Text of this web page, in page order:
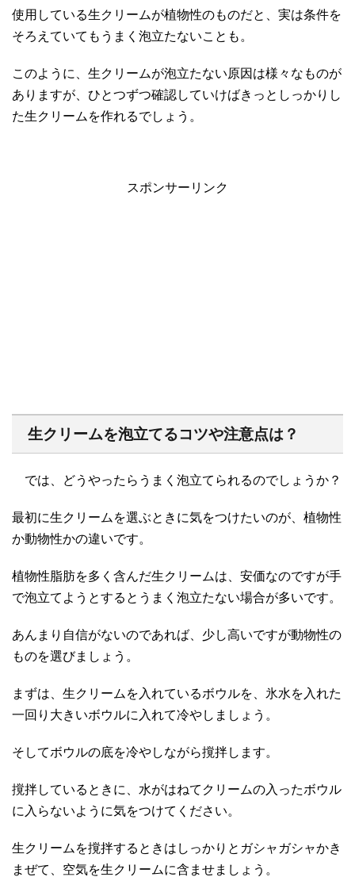
使用している生クリームが植物性のものだと、実は条件を
そろえていてもうまく泡立たないことも。
このように、生クリームが泡立たない原因は様々なものが
ありますが、ひとつずつ確認していけばきっとしっかりし
た生クリームを作れるでしょう。
スポンサーリンク
生クリームを泡立てるコツや注意点は？
では、どうやったらうまく泡立てられるのでしょうか？
最初に生クリームを選ぶときに気をつけたいのが、植物性
か動物性かの違いです。
植物性脂肪を多く含んだ生クリームは、安価なのですが手
で泡立てようとするとうまく泡立たない場合が多いです。
あんまり自信がないのであれば、少し高いですが動物性の
ものを選びましょう。
まずは、生クリームを入れているボウルを、氷水を入れた
一回り大きいボウルに入れて冷やしましょう。
そしてボウルの底を冷やしながら撹拌します。
撹拌しているときに、水がはねてクリームの入ったボウル
に入らないように気をつけてください。
生クリームを撹拌するときはしっかりとガシャガシャかき
まぜて、空気を生クリームに含ませましょう。